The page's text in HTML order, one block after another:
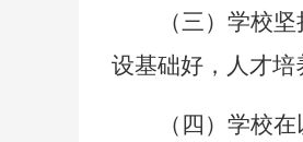
（三）学校
设基础好，人才培
（四）学校